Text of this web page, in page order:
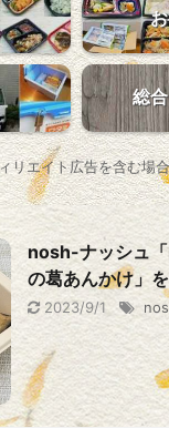
総
リエイト広告を含む場
nosh-ナッシュ
の葛あんかけ」
2023/9/1